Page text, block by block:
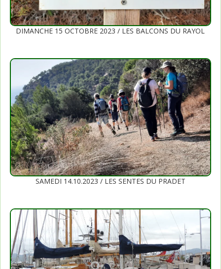
DIMANCHE 15 OCTOBRE 2023 / LES BALCONS DU RAYOL
SAMEDI 14.10.2023 / LES SENTES DU PRADET